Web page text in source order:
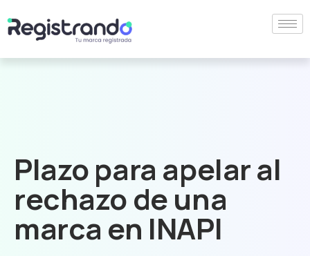
Plazo para apelar al
rechazo de una
marca en INAPI